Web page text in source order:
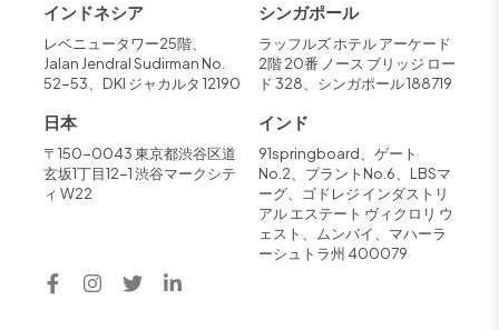
インドネシア
レベニュータワー25階、
Jalan Jendral Sudirman No.
52-53、DKI ジャカルタ 12190
シンガポール
ラッフルズ ホテル アーケード
2階 20番 ノース ブリッジ ロー
ド 328、シンガポール 188719
日本
〒150-0043 東京都渋谷区道
玄坂1丁目12-1 渋谷マークシテ
ィ W22
インド
91springboard、ゲート
No.2、プラントNo.6、LBSマ
ーグ、ゴドレジ インダストリ
アル エステート ヴィクロリ ウ
ェスト、ムンバイ、マハーラ
ーシュトラ州 400079